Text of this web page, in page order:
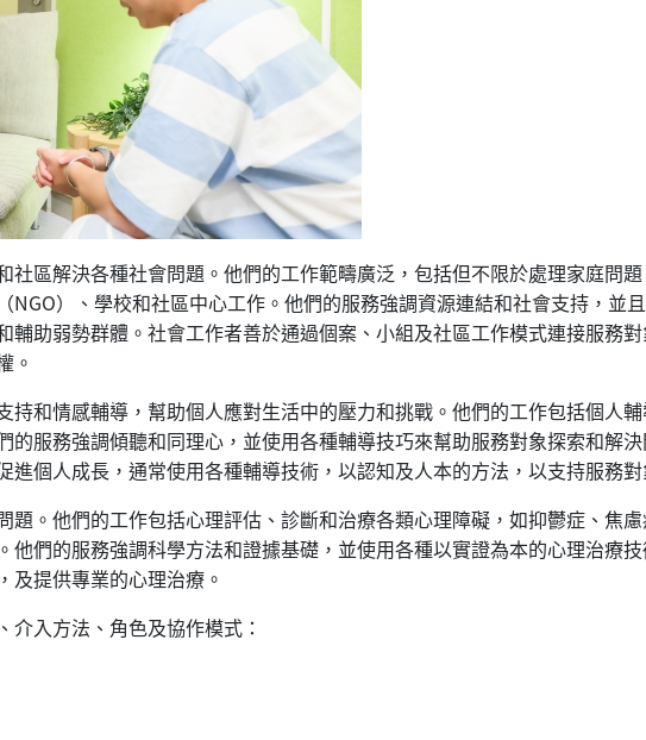
社區解決各種社會問題。他們的工作範疇廣泛，包括但不限於處理家庭問
NGO）、學校和社區中心工作。他們的服務強調資源連結和社會支持，並
助弱勢群體。社會工作者善於通過個案、小組及社區工作模式連接服務
。
持和情感輔導，幫助個人應對生活中的壓力和挑戰。他們的工作包括個人
的服務強調傾聽和同理心，並使用各種輔導技巧來幫助服務對象探索和解
個人成長，通常使用各種輔導技術，以認知及人本的方法，以支持服務對
題。他們的工作包括心理評估、診斷和治療各類心理障礙，如抑鬱症、焦
他們的服務強調科學方法和證據基礎，並使用各種以實證為本的心理治療
及提供專業的心理治療。
入方法、角色及協作模式：